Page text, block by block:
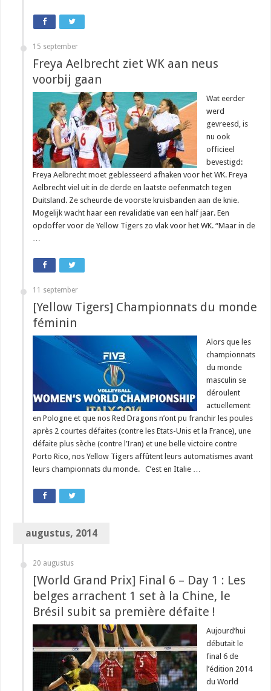
15 september
Freya Aelbrecht ziet WK aan neus
voorbij gaan
Wat eerder
werd
gevreesd, is
nu ook
officieel
bevestigd:
Freya Aelbrecht moet geblesseerd afhaken voor het WK. Freya
Aelbrecht viel uit in de derde en laatste oefenmatch tegen
Duitsland. Ze scheurde de voorste kruisbanden aan de knie.
Mogelijk wacht haar een revalidatie van een half jaar. Een
opdoffer voor de Yellow Tigers zo vlak voor het WK. “Maar in de
…
11 september
[Yellow Tigers] Championnats du monde
féminin
Alors que les
championnats
du monde
masculin se
déroulent
actuellement
en Pologne et que nos Red Dragons n’ont pu franchir les poules
après 2 courtes défaites (contre les Etats-Unis et la France), une
défaite plus sèche (contre l’Iran) et une belle victoire contre
Porto Rico, nos Yellow Tigers affûtent leurs automatismes avant
leurs championnats du monde. C’est en Italie …
augustus, 2014
20 augustus
[World Grand Prix] Final 6 – Day 1 : Les
belges arrachent 1 set à la Chine, le
Brésil subit sa première défaite !
Aujourd’hui
débutait le
final 6 de
l’édition 2014
du World